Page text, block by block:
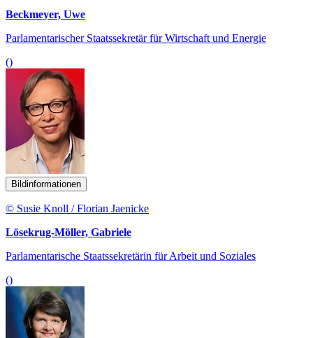
Beckmeyer, Uwe
Parlamentarischer Staatssekretär für Wirtschaft und Energie
()
Bildinformationen
© Susie Knoll / Florian Jaenicke
Lösekrug-Möller, Gabriele
Parlamentarische Staatssekretärin für Arbeit und Soziales
()